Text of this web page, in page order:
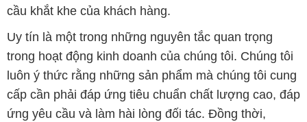
cầu khắt khe của khách hàng.
Uy tín là một trong những nguyên tắc quan trọng
trong hoạt động kinh doanh của chúng tôi. Chúng tôi
luôn ý thức rằng những sản phẩm mà chúng tôi cung
cấp cần phải đáp ứng tiêu chuẩn chất lượng cao, đáp
ứng yêu cầu và làm hài lòng đối tác. Đồng thời,